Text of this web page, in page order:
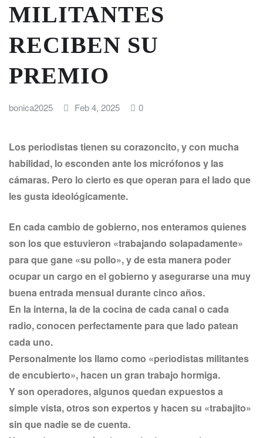
MILITANTES
RECIBEN SU
PREMIO
bonica2025 Feb 4, 2025 0
Los periodistas tienen su corazoncito, y con mucha
habilidad, lo esconden ante los micrófonos y las
cámaras. Pero lo cierto es que operan para el lado que
les gusta ideológicamente.
En cada cambio de gobierno, nos enteramos quienes
son los que estuvieron «trabajando solapadamente»
para que gane «su pollo», y de esta manera poder
ocupar un cargo en el gobierno y asegurarse una muy
buena entrada mensual durante cinco años.
En la interna, la de la cocina de cada canal o cada
radio, conocen perfectamente para que lado patean
cada uno.
Personalmente los llamo como «periodistas militantes
de encubierto», hacen un gran trabajo hormiga.
Y son operadores, algunos quedan expuestos a
simple vista, otros son expertos y hacen su «trabajito»
sin que nadie se de cuenta.